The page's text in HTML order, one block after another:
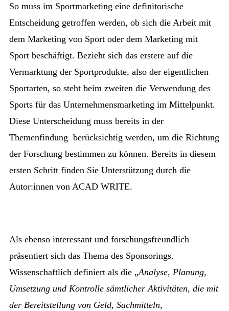
So muss im Sportmarketing eine definitorische
Entscheidung getroffen werden, ob sich die Arbeit mit
dem Marketing von Sport oder dem Marketing mit
Sport beschäftigt. Bezieht sich das erstere auf die
Vermarktung der Sportprodukte, also der eigentlichen
Sportarten, so steht beim zweiten die Verwendung des
Sports für das Unternehmensmarketing im Mittelpunkt.
Diese Unterscheidung muss bereits in der
Themenfindung berücksichtig werden, um die Richtung
der Forschung bestimmen zu können. Bereits in diesem
ersten Schritt finden Sie Unterstützung durch die
Autor:innen von ACAD WRITE.
Als ebenso interessant und forschungsfreundlich
präsentiert sich das Thema des Sponsorings.
Wissenschaftlich definiert als die „Analyse, Planung,
Umsetzung und Kontrolle sämtlicher Aktivitäten, die mit
der Bereitstellung von Geld, Sachmitteln,